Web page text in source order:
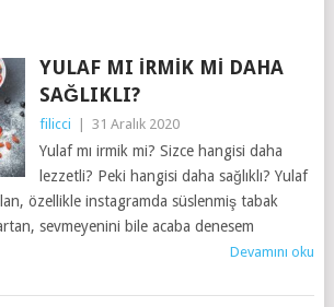
YULAF MI İRMIK MI DAHA
SAĞLIKLI?
filicci 31 Aralık 2020
Yulaf mı irmik mi? Sizce hangisi daha
lezzetli? Peki hangisi daha sağlıklı? Yulaf
özellikle instagramda süslenmiş tabak
sevmeyenini bile acaba denesem
Devamını oku